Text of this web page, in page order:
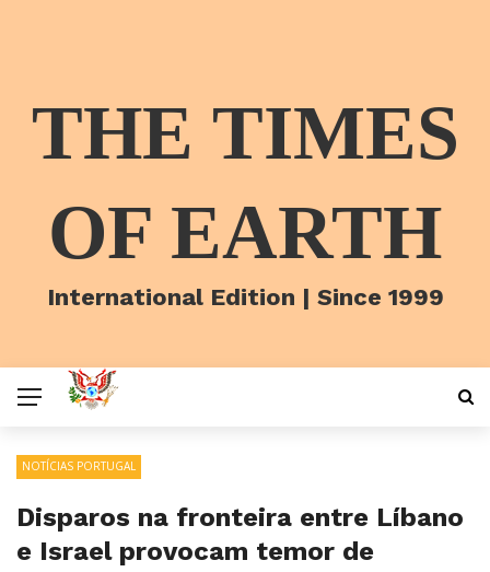
THE TIMES
OF EARTH
International Edition | Since 1999
NOTÍCIAS PORTUGAL
Disparos na fronteira entre Líbano
e Israel provocam temor de